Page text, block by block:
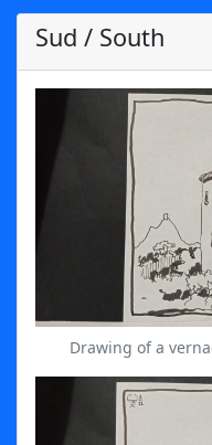
Sud / South
Drawing of a